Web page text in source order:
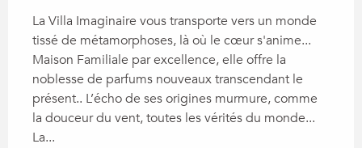
La Villa Imaginaire vous transporte vers un monde
tissé de métamorphoses, là où le cœur s'anime...
Maison Familiale par excellence, elle offre la
noblesse de parfums nouveaux transcendant le
présent.. L’écho de ses origines murmure, comme
la douceur du vent, toutes les vérités du monde...
La...